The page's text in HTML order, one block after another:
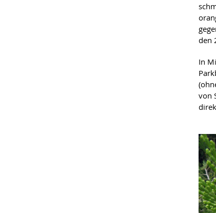
den
In
von